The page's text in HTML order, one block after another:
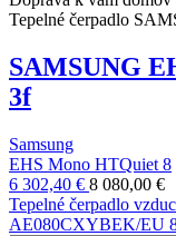
Tepelné čerpadlo
SAMSUNG
3f
Samsung
EHS Mono HTQuiet 8
6 302,40 € 8 080,00 €
Tepelné čerpadlo
AE080CXYBEK/EU